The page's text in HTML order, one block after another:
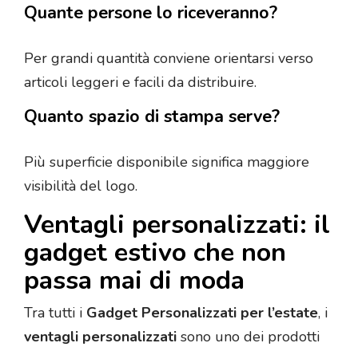
Quante persone lo riceveranno?
Per grandi quantità conviene orientarsi verso
articoli leggeri e facili da distribuire.
Quanto spazio di stampa serve?
Più superficie disponibile significa maggiore
visibilità del logo.
Ventagli personalizzati: il
gadget estivo che non
passa mai di moda
Tra tutti i Gadget Personalizzati per l’estate, i
ventagli personalizzati sono uno dei prodotti